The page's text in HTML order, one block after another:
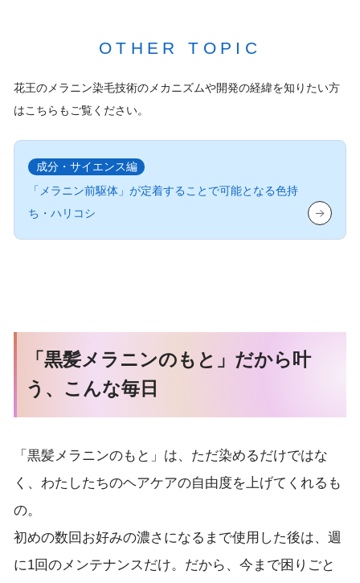
OTHER TOPIC
花王のメラニン染毛技術のメカニズムや開発の経緯を知りたい方
はこちらもご覧ください。
成分・サイエンス編
「メラニン前駆体」が定着することで可能となる色持
ち・ハリコシ
「黒髪メラニンのもと」だから叶
う、こんな毎日
「黒髪メラニンのもと」は、ただ染めるだけではな
く、わたしたちのヘアケアの自由度を上げてくれるも
の。
初めの数回お好みの濃さになるまで使用した後は、週
に1回のメンテナンスだけ。だから、今まで困りごと